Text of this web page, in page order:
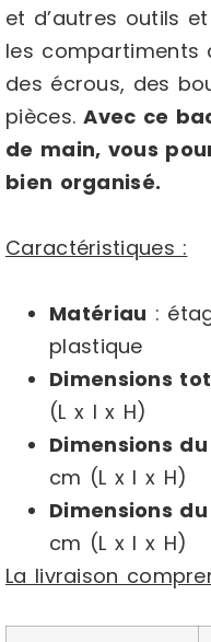
et d’autres outils
les
des écrous, des
pièces.Avec ce
de main, vous
bien organisé.
Caractéristiques :
Matériau :
plastique
Dimensions
(L x l x H)
Dimensions
cm (L x l x H)
Dimensions
cm (L x l x H)
La livraison